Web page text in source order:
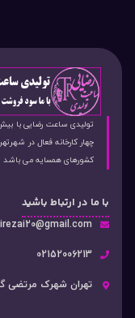
چهار کارخانه فعال در
کشورهای همسایه می باشد
با ما در ارتباط باشید
02152006213
تهران شهرک مرتضی